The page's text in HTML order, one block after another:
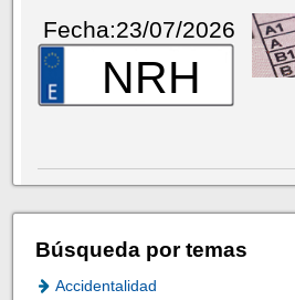
Fecha:23/07/2026
NRH
Búsqueda por temas
Accidentalidad